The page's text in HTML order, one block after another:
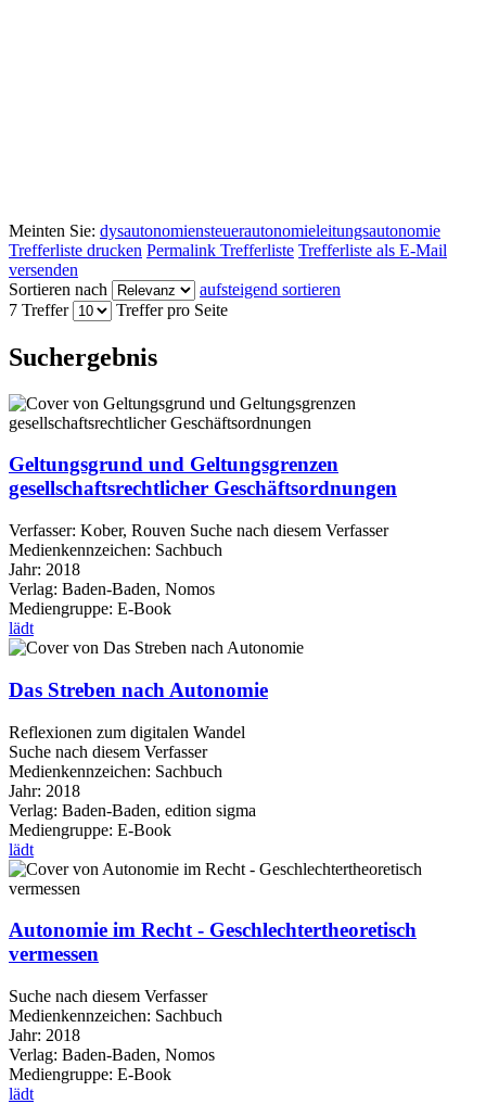
Meinten Sie: dysautonomiensteuerautonomieleitungsautonomie
Trefferliste drucken Permalink Trefferliste Trefferliste als E-Mail
versenden
Sortieren nach
aufsteigend sortieren
7 Treffer
Treffer pro Seite
Suchergebnis
Geltungsgrund und Geltungsgrenzen
gesellschaftsrechtlicher Geschäftsordnungen
Verfasser: Kober, Rouven Suche nach diesem Verfasser
Medienkennzeichen: Sachbuch
Jahr: 2018
Verlag: Baden-Baden, Nomos
Mediengruppe: E-Book
lädt
Das Streben nach Autonomie
Reflexionen zum digitalen Wandel
Suche nach diesem Verfasser
Medienkennzeichen: Sachbuch
Jahr: 2018
Verlag: Baden-Baden, edition sigma
Mediengruppe: E-Book
lädt
Autonomie im Recht - Geschlechtertheoretisch
vermessen
Suche nach diesem Verfasser
Medienkennzeichen: Sachbuch
Jahr: 2018
Verlag: Baden-Baden, Nomos
Mediengruppe: E-Book
lädt